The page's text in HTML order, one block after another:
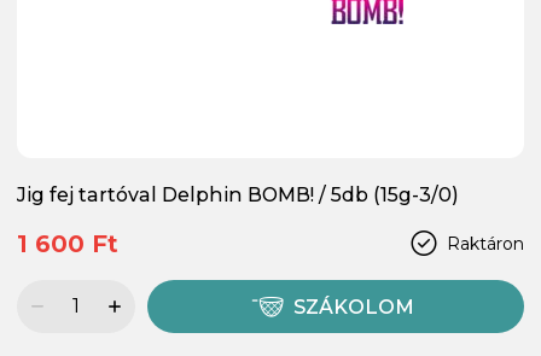
Jig fej tartóval Delphin BOMB! / 5db (15g-3/0)
Raktáron
1 600 Ft
SZÁKOLOM